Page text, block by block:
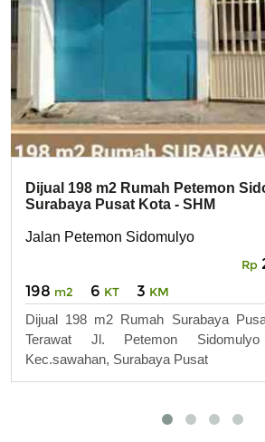
Dijual 198 m2 Rumah Petemon
Surabaya Pusat Kota - SHM
Jalan Petemon Sidomulyo
Rp
198 m2 6 KT 3 KM
Dijual 198 m2 Rumah Surabaya
Terawat Jl. Petemon
Kec.sawahan, Surabaya Pusat